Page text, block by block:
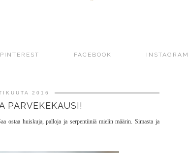
PINTEREST FACEBOOK INSTAGRAM
2016
PARVEKEKAUSI!
ostaa huiskuja, palloja ja serpentiiniä mielin määrin. Simasta ja